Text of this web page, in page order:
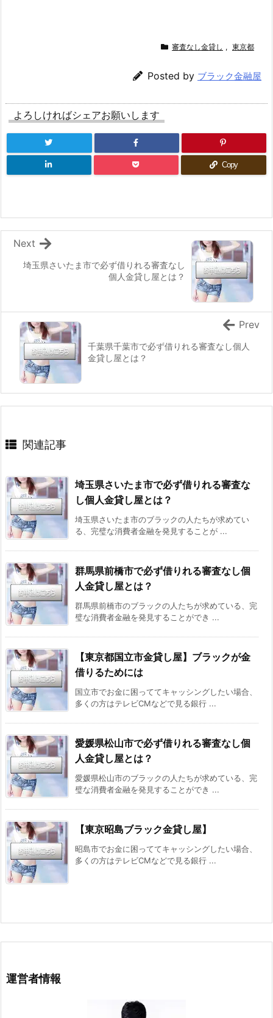
審査なし金貸し , 東京都
Posted by ブラック金融屋
よろしければシェアお願いします
Copy
埼玉県さいたま市で必ず借りれる審査なし
個人金貸し屋とは？
Next
千葉県千葉市で必ず借りれる審査なし個人
金貸し屋とは？
Prev
関連記事
埼玉県さいたま市で必ず借りれる審査な
し個人金貸し屋とは？
埼玉県さいたま市のブラックの人たちが求めてい
る、完璧な消費者金融を発見することが ...
群馬県前橋市で必ず借りれる審査なし個
人金貸し屋とは？
群馬県前橋市のブラックの人たちが求めている、完
璧な消費者金融を発見することができ ...
【東京都国立市金貸し屋】ブラックが金
借りるためには
国立市でお金に困っててキャッシングしたい場合、
多くの方はテレビCMなどで見る銀行 ...
愛媛県松山市で必ず借りれる審査なし個
人金貸し屋とは？
愛媛県松山市のブラックの人たちが求めている、完
璧な消費者金融を発見することができ ...
【東京昭島ブラック金貸し屋】
昭島市でお金に困っててキャッシングしたい場合、
多くの方はテレビCMなどで見る銀行 ...
運営者情報